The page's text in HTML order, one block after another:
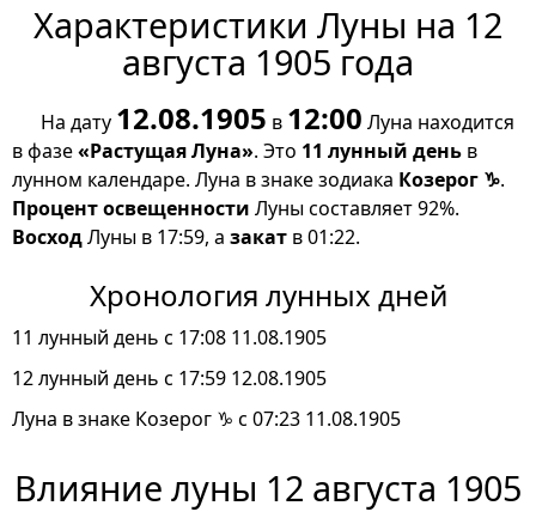
Характеристики Луны на 12
августа 1905 года
На дату 12.08.1905 в 12:00 Луна находится
в фазе«Растущая Луна». Это 11 лунный день в
лунном календаре. Луна в знаке зодиака Козерог ♑.
Процент освещенности Луны составляет 92%.
ВосходЛуны в 17:59, а закат в 01:22.
Хронология лунных дней
11 лунный день с 17:08 11.08.1905
12 лунный день с 17:59 12.08.1905
Луна в знаке Козерог ♑ с 07:23 11.08.1905
Влияние луны 12 августа 1905